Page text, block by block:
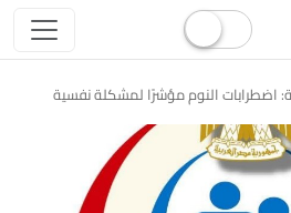
اضطرابات النوم مؤشرًا لمشكلة نفسية